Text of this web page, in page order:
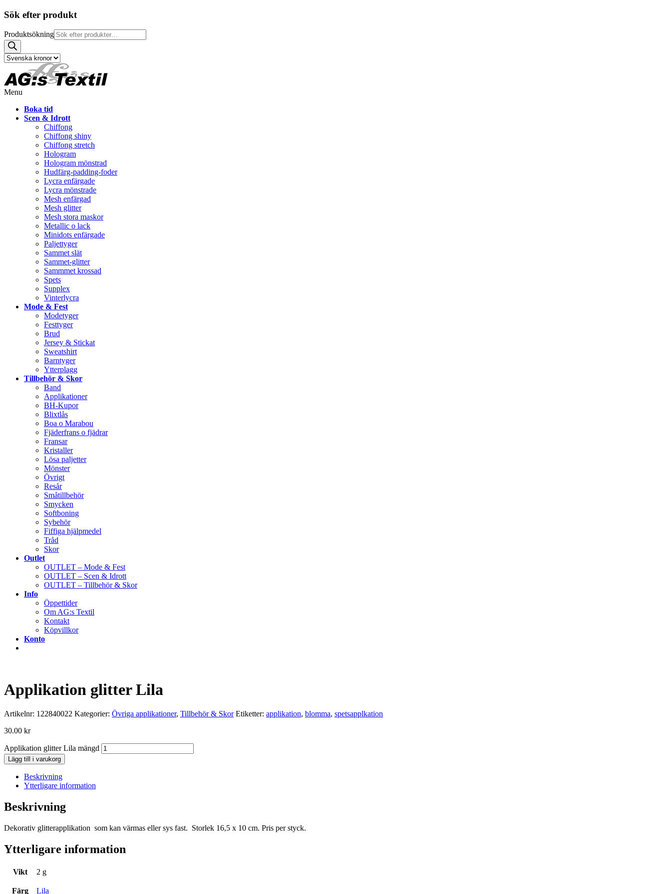
Sök efter produkt
Produktsökning
Menu
Boka tid
Scen & Idrott
Chiffong
Chiffong shiny
Chiffong stretch
Hologram
Hologram mönstrad
Hudfärg-padding-foder
Lycra enfärgade
Lycra mönstrade
Mesh enfärgad
Mesh glitter
Mesh stora maskor
Metallic o lack
Minidots enfärgade
Paljettyger
Sammet slät
Sammet-glitter
Sammmet krossad
Spets
Supplex
Vinterlycra
Mode & Fest
Modetyger
Festtyger
Brud
Jersey & Stickat
Sweatshirt
Barntyger
Ytterplagg
Tillbehör & Skor
Band
Applikationer
BH-Kupor
Blixtlås
Boa o Marabou
Fjäderfrans o fjädrar
Fransar
Kristaller
Lösa paljetter
Mönster
Övrigt
Resår
Småtillbehör
Smycken
Softboning
Sybehör
Fiffiga hjälpmedel
Tråd
Skor
Outlet
OUTLET – Mode & Fest
OUTLET – Scen & Idrott
OUTLET – Tillbehör & Skor
Info
Öppettider
Om AG:s Textil
Kontakt
Köpvillkor
Konto
Applikation glitter Lila
Artikelnr: 122840022 Kategorier: Övriga applikationer, Tillbehör & Skor Etiketter: applikation, blomma, spetsapplkation
30.00 kr
Applikation glitter Lila mängd
Lägg till i varukorg
Beskrivning
Ytterligare information
Beskrivning
Dekorativ glitterapplikation som kan värmas eller sys fast. Storlek 16,5 x 10 cm. Pris per styck.
Ytterligare information
Vikt 2 g
Färg Lila